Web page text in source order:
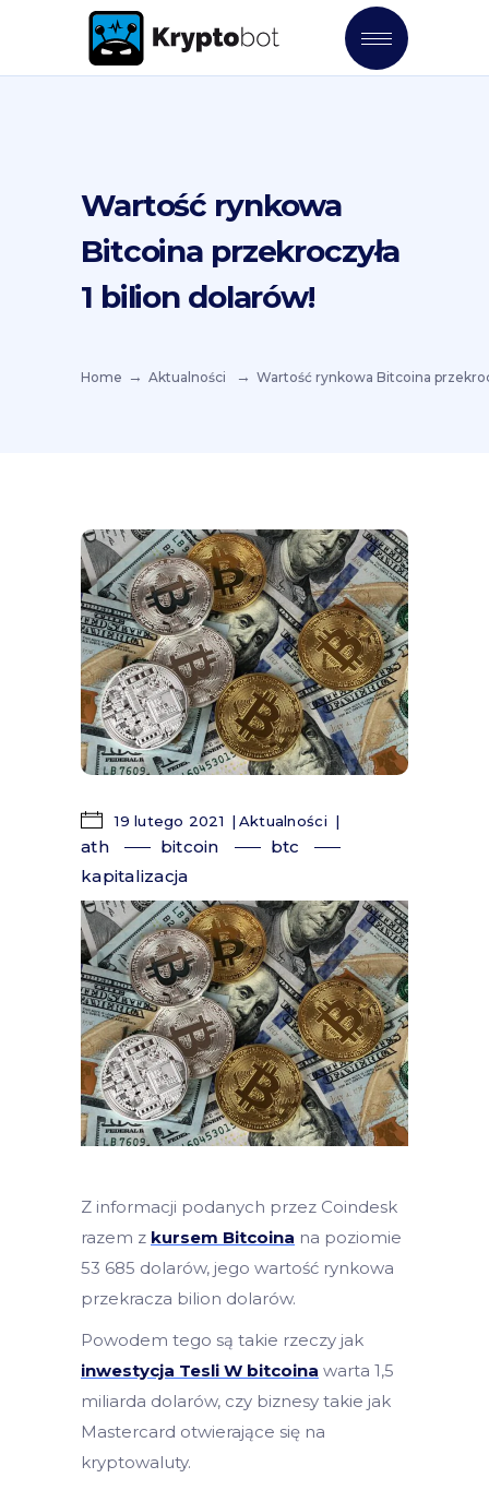
Wartość rynkowa
Bitcoina przekroczyła
1 bilion dolarów!
Home Aktualności Wartość rynkowa Bitcoina
19 lutego 2021 Aktualności
ath bitcoin
btc
kapitalizacja
Z informacji podanych przez Coindesk
razem z kursem Bitcoina na poziomie
53 685 dolarów, jego wartość rynkowa
przekracza bilion dolarów.
Powodem tego są takie rzeczy jak
inwestycja Tesli W bitcoina warta 1,5
miliarda dolarów, czy biznesy takie jak
Mastercard otwierające się na
kryptowaluty.